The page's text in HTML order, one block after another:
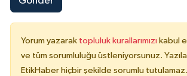
Yorum yazarak topluluk kurallarımızı kabul
ve tüm sorumluluğu üstleniyorsunuz.
EtikHaber hiçbir şekilde sorumlu tutulamaz.